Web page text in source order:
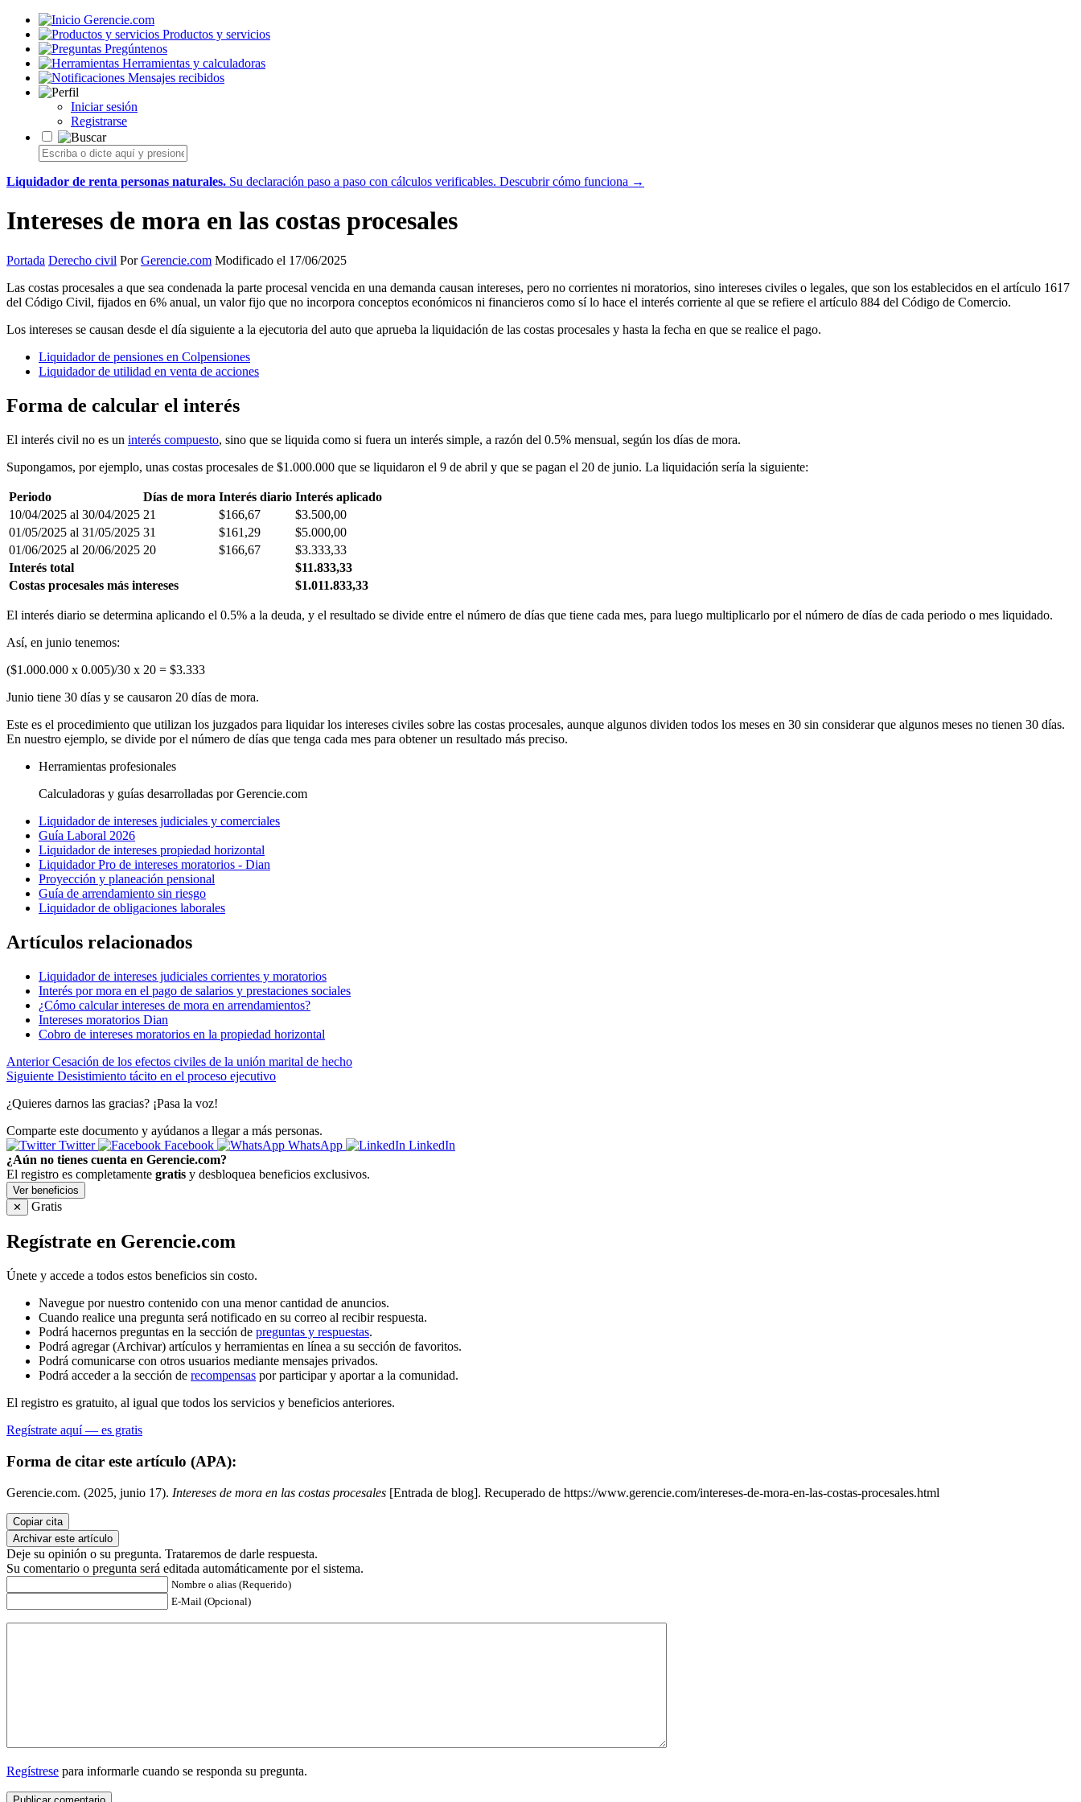
Gerencie.com
Productos y servicios
Pregúntenos
Herramientas y calculadoras
Mensajes recibidos
Iniciar sesión
Registrarse
Liquidador de renta personas naturales. Su declaración paso a paso con cálculos verificables. Descubrir cómo funciona →
Intereses de mora en las costas procesales
Portada Derecho civil PorGerencie.com Modificado el 17/06/2025
Las costas procesales a que sea condenada la parte procesal vencida en una demanda causan intereses, pero no corrientes ni moratorios, sino intereses civiles o legales, que son los establecidos en el artículo 1617
del Código Civil, fijados en 6% anual, un valor fijo que no incorpora conceptos económicos ni financieros como sí lo hace el interés corriente al que se refiere el artículo 884 del Código de Comercio.
Los intereses se causan desde el día siguiente a la ejecutoria del auto que aprueba la liquidación de las costas procesales y hasta la fecha en que se realice el pago.
Liquidador de pensiones en Colpensiones
Liquidador de utilidad en venta de acciones
Forma de calcular el interés
El interés civil no es un interés compuesto, sino que se liquida como si fuera un interés simple, a razón del 0.5% mensual, según los días de mora.
Supongamos, por ejemplo, unas costas procesales de $1.000.000 que se liquidaron el 9 de abril y que se pagan el 20 de junio. La liquidación sería la siguiente:
Periodo Días de mora Interés diario Interés aplicado
10/04/2025 al 30/04/2025 21 $166,67
$3.500,00
01/05/2025 al 31/05/2025 31 $161,29
$5.000,00
01/06/2025 al 20/06/2025 20 $166,67
$3.333,33
Interés total
$11.833,33
Costas procesales más intereses
$1.011.833,33
El interés diario se determina aplicando el 0.5% a la deuda, y el resultado se divide entre el número de días que tiene cada mes, para luego multiplicarlo por el número de días de cada periodo o mes liquidado.
Así, en junio tenemos:
($1.000.000 x 0.005)/30 x 20 = $3.333
Junio tiene 30 días y se causaron 20 días de mora.
Este es el procedimiento que utilizan los juzgados para liquidar los intereses civiles sobre las costas procesales, aunque algunos dividen todos los meses en 30 sin considerar que algunos meses no tienen 30 días.
En nuestro ejemplo, se divide por el número de días que tenga cada mes para obtener un resultado más preciso.
Herramientas profesionales
Calculadoras y guías desarrolladas por Gerencie.com
Liquidador de intereses judiciales y comerciales
Guía Laboral 2026
Liquidador de intereses propiedad horizontal
Liquidador Pro de intereses moratorios - Dian
Proyección y planeación pensional
Guía de arrendamiento sin riesgo
Liquidador de obligaciones laborales
Artículos relacionados
Liquidador de intereses judiciales corrientes y moratorios
Interés por mora en el pago de salarios y prestaciones sociales
¿Cómo calcular intereses de mora en arrendamientos?
Intereses moratorios Dian
Cobro de intereses moratorios en la propiedad horizontal
Anterior Cesación de los efectos civiles de la unión marital de hecho
Siguiente Desistimiento tácito en el proceso ejecutivo
¿Quieres darnos las gracias? ¡Pasa la voz!
Comparte este documento y ayúdanos a llegar a más personas.
Twitter
Facebook WhatsApp
LinkedIn
¿Aún no tienes cuenta en Gerencie.com?
El registro es completamente gratis y desbloquea beneficios exclusivos.
Ver beneficios
✕
Gratis
Regístrate en Gerencie.com
Únete y accede a todos estos beneficios sin costo.
Navegue por nuestro contenido con una menor cantidad de anuncios.
Cuando realice una pregunta será notificado en su correo al recibir respuesta.
Podrá hacernos preguntas en la sección de preguntas y respuestas.
Podrá agregar (Archivar) artículos y herramientas en línea a su sección de favoritos.
Podrá comunicarse con otros usuarios mediante mensajes privados.
Podrá acceder a la sección de recompensas por participar y aportar a la comunidad.
El registro es gratuito, al igual que todos los servicios y beneficios anteriores.
Regístrate aquí — es gratis
Forma de citar este artículo (APA):
Gerencie.com. (2025, junio 17). Intereses de mora en las costas procesales [Entrada de blog]. Recuperado de https://www.gerencie.com/intereses-de-mora-en-las-costas-procesales.html
Copiar cita
Archivar este artículo
Deje su opinión o su pregunta. Trataremos de darle respuesta.
Su comentario o pregunta será editada automáticamente por el sistema.
Nombre o alias (Requerido)
E-Mail (Opcional)
Regístrese para informarle cuando se responda su pregunta.